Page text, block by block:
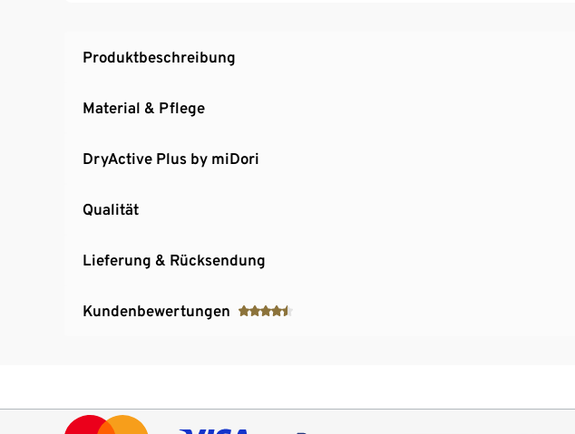
Produktbeschreibung
Material & Pflege
DryActive Plus by miDori
Qualität
Lieferung & Rücksendung
Kundenbewertungen